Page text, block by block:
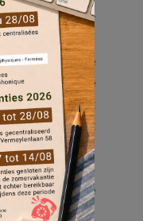
souhaiterait y
partager un
besoin de
ou de
monde de l’art
est
graffiti sera
présents.
gratuit et ne